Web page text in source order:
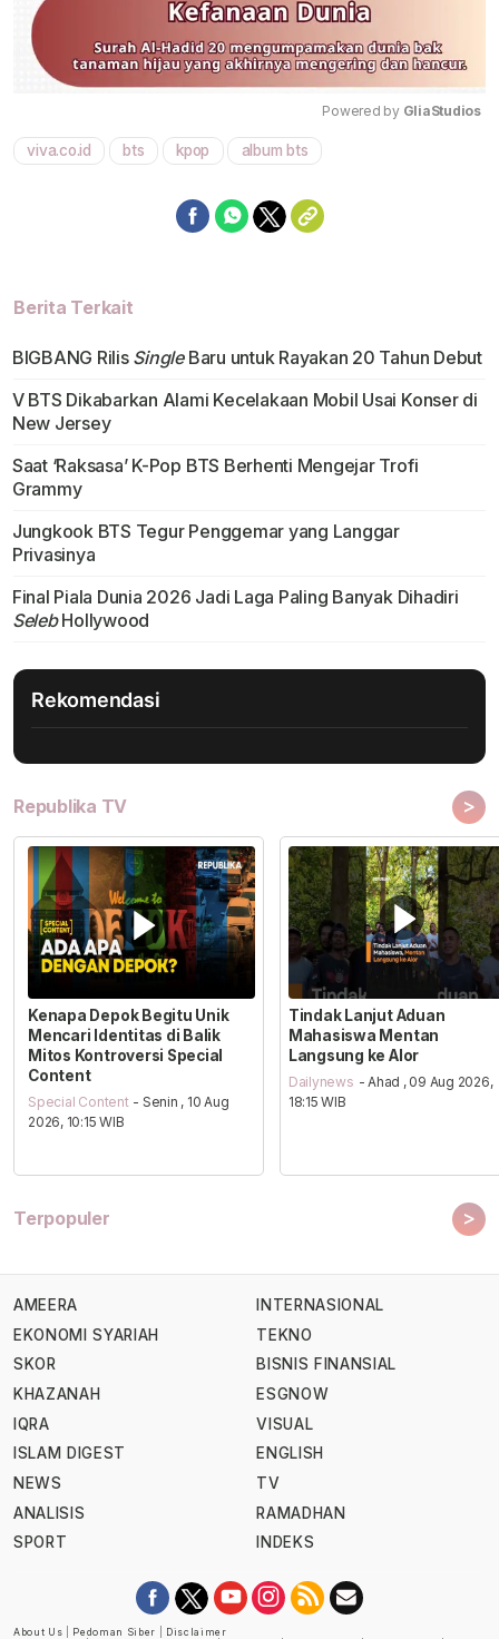
Powered by GliaStudios
viva.co.id bts kpop album bts
Berita Terkait
BIGBANG Rilis SingleBaru untuk Rayakan 20 Tahun Debut
V BTS Dikabarkan Alami Kecelakaan Mobil Usai Konser di
New Jersey
Saat ‘Raksasa’ K-Pop BTS Berhenti Mengejar Trofi
Grammy
Jungkook BTS Tegur Penggemar yang Langgar
Privasinya
Final Piala Dunia 2026 Jadi Laga Paling Banyak Dihadiri
SelebHollywood
Rekomendasi
Republika TV >
Kenapa Depok Begitu Unik
Mencari Identitas di Balik
Mitos Kontroversi Special
Content
Special Content - Senin , 10 Aug
2026, 10:15 WIB
Tindak Lanjut Aduan
Mahasiswa Mentan
Langsung ke Alor
Dailynews - Ahad , 09 Aug 2026,
18:15 WIB
Terpopuler >
AMEERA
EKONOMI SYARIAH
SKOR
KHAZANAH
IQRA
ISLAM DIGEST
NEWS
ANALISIS
SPORT
INTERNASIONAL
TEKNO
BISNIS FINANSIAL
ESGNOW
VISUAL
ENGLISH
TV
RAMADHAN
INDEKS
About Us Pedoman Siber Disclaimer